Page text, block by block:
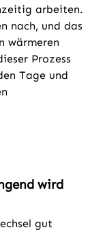
arbeiten.
nach, und das
wärmeren
Prozess
Tage und
wird
gut